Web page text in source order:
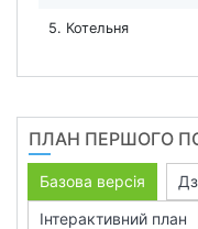
5. Котельня
ПЛАН ПЕРШОГО
Базова версія
Інтерактивний план